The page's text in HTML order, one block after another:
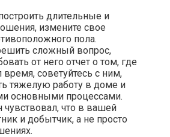
длительные и
измените свое
пола.
сложный вопрос,
от него отчет о том, где
время, советуйтесь с ним,
тяжелую работу в доме и
основными процессами.
что в вашей
и добытчик, а не просто